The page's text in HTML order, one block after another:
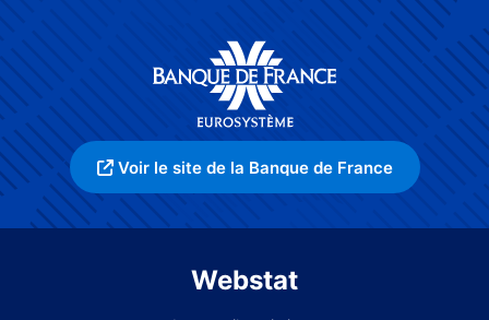
Voir le site de la Banque de France
Webstat